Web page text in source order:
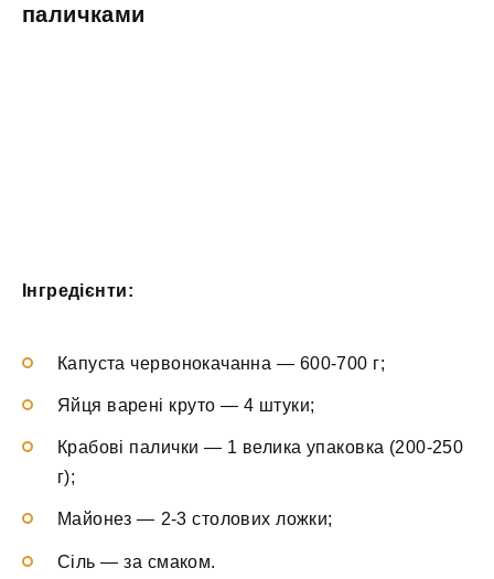
паличками
Інгредієнти:
Капуста червонокачанна — 600-700 г;
Яйця варені круто — 4 штуки;
Крабові палички — 1 велика упаковка (200-250
г);
Майонез — 2-3 столових ложки;
Сіль — за смаком.